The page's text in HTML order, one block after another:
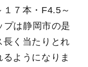
７本・F4.5～
プは静岡市の是
長く当たりとれ
ようになりま